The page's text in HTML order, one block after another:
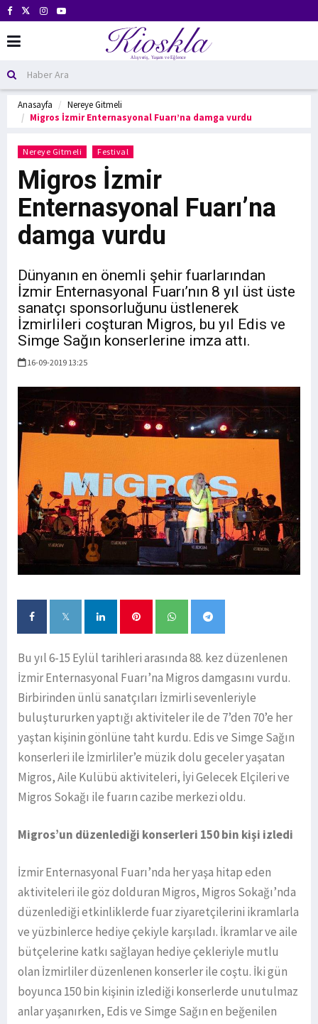
Anasayfa
Nereye Gitmeli
Migros İzmir Enternasyonal Fuarı’na damga vurdu
Nereye Gitmeli Festival
Migros İzmir
Enternasyonal Fuarı’na
damga vurdu
Dünyanın en önemli şehir fuarlarından
İzmir Enternasyonal Fuarı’nın 8 yıl üst üste
sanatçı sponsorluğunu üstlenerek
İzmirlileri coşturan Migros, bu yıl Edis ve
Simge Sağın konserlerine imza attı.
16-09-2019 13:25
Bu yıl 6-15 Eylül tarihleri arasında 88. kez düzenlenen
İzmir Enternasyonal Fuarı’na Migros damgasını vurdu.
Birbirinden ünlü sanatçıları İzmirli sevenleriyle
buluştururken yaptığı aktiviteler ile de 7’den 70’e her
yaştan kişinin gönlüne taht kurdu. Edis ve Simge Sağın
konserleri ile İzmirliler’e müzik dolu geceler yaşatan
Migros, Aile Kulübü aktiviteleri, İyi Gelecek Elçileri ve
Migros Sokağı ile fuarın cazibe merkezi oldu.
Migros’un düzenlediği konserleri 150 bin kişi izledi
İzmir Enternasyonal Fuarı’nda her yaşa hitap eden
aktiviteleri ile göz dolduran Migros, Migros Sokağı’nda
düzenlediği etkinliklerde fuar ziyaretçilerini ikramlarla
ve yüzbinlerce hediye çekiyle karşıladı. İkramlar ve aile
bütçelerine katkı sağlayan hediye çekleriyle mutlu
olan İzmirliler düzenlenen konserler ile coştu. İki gün
boyunca 150 bin kişinin izlediği konserlerde unutulmaz
anlar yaşanırken, Edis ve Simge Sağın en beğenilen